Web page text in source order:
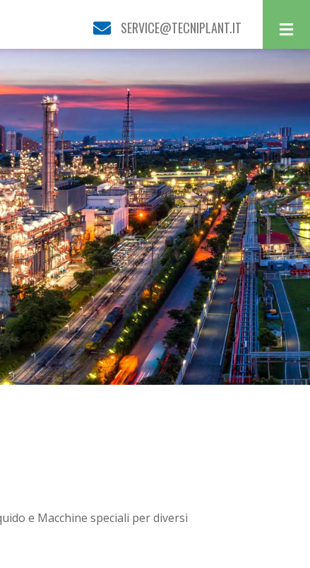
SERVICE@TECNIPLANT.IT
e Macchine speciali per diversi